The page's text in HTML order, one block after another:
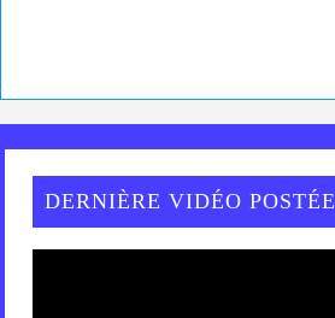
DERNIÈRE VIDÉO POSTÉE